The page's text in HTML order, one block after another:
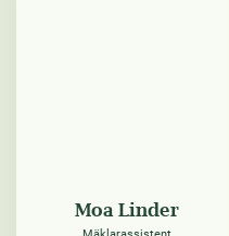
Moa Linder